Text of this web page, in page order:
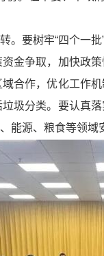
。要树牢“四个一
金争取，加快政
合作，优化工作
圾分类。要认真
能源、粮食等领域